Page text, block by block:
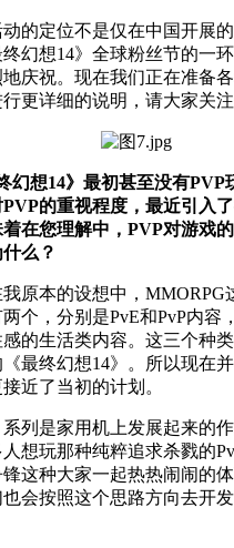
的定位不是仅在中国开展
幻想14》全球粉丝节的一
庆祝。现在我们正在准备
更详细的说明，请大家关
幻想14》最初甚至没有PVP
的重视程度，最近引入
在您理解中，PVP对游戏
么？
我原本的设想中，MMORPG
个，分别是PvE和PvP内容
的生活类内容。这三个种
最终幻想14》。所以现在
近了当初的计划。
系列是家用机上发展起来的
想玩那种纯粹追求杀戮的
这种大家一起热热闹闹的
会按照这个思路方向去开